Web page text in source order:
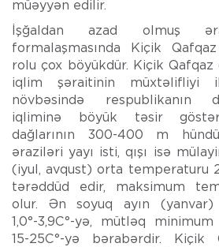
müəyyən edilir.
İşğaldan azad olmuş
formalaşmasında Kiçik
rolu çox böyükdür. Kiçik Qafqaz
iqlim şəraitinin
növbəsində respublikanın
iqliminə böyük təsir
dağlarının 300-400 m
əraziləri yayı isti, qışı isə
(iyul, avqust) orta temperaturu
tərəddüd edir, maksimum
olur. Ən soyuq ayın
1,0°-3,9C°-yə, mütləq
15-25C°-yə bərabərdir. Kiçik